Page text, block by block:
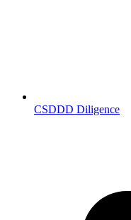
CSDDD Diligence